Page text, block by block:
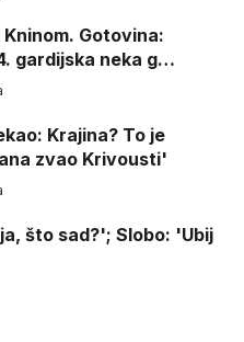
gardijska neka g…
Krajina? To je
zvao Krivousti'
što sad?'; Slobo: 'Ubij